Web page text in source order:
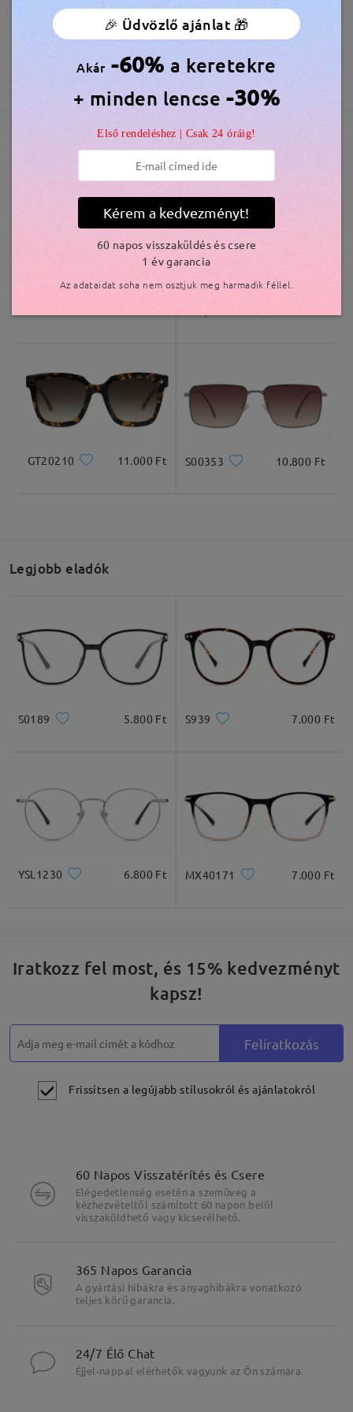
Olvassa el az összes
véleményt
Írjon egy véleményt
Megrendelés leadva
feldolgozási idő
5-7 munkanap részletek
Elküldve
szállítási idő
5-7 munkanap
részletek
Kiszállítva
Ingyenes Karcálló Lencsebevonat Tartozék
60 Napos Visszatérítés és Csere
365 Napos Garancia
Bővebben
Hasonló keretek
OBMT2007 11.000 Ft Judy320 10.800 Ft
GT20210 11.000 Ft S00353 10.800 Ft
Legjobb eladók
S0189 5.800 Ft S939 7.000 Ft
YSL1230 6.800 Ft MX40171 7.000 Ft
Iratkozz fel most, és 15% kedvezményt
kapsz!
Feliratkozás
Frissítsen a legújabb stílusokról és ajánlatokról
60 Napos Visszatérítés és Csere
Elégedetlenség esetén a szemüveg a
kézhezvételtől számított 60 napon belül
visszaküldhető vagy kicserélhető.
365 Napos Garancia
A gyártási hibákra és anyaghibákra vonatkozó
teljes körű garancia.
24/7 Élő Chat
Éjjel-nappal elérhetők vagyunk az Ön számára.
🎉 Üdvözlő ajánlat 🎁
Akár -60% a keretekre
+ minden lencse -30%
Első rendeléshez | Csak 24 óráig!
Kérem a kedvezményt!
60 napos visszaküldés és csere
1 év garancia
Az adataidat soha nem osztjuk meg harmadik féllel.